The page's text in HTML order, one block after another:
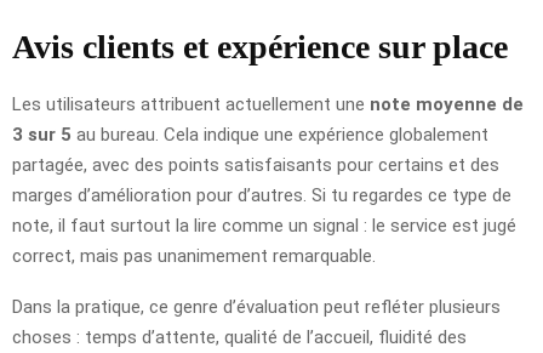
Avis clients et expérience sur place
Les utilisateurs attribuent actuellement une note moyenne de
3 sur 5 au bureau. Cela indique une expérience globalement
partagée, avec des points satisfaisants pour certains et des
marges d’amélioration pour d’autres. Si tu regardes ce type de
note, il faut surtout la lire comme un signal : le service est jugé
correct, mais pas unanimement remarquable.
Dans la pratique, ce genre d’évaluation peut refléter plusieurs
choses : temps d’attente, qualité de l’accueil, fluidité des